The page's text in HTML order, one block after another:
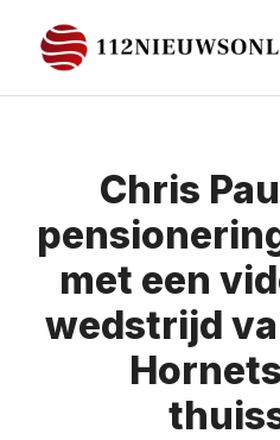
naar
de
Chris
met een
wedstrijd